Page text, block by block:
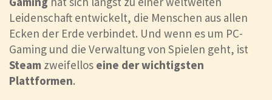
Leidenschaft entwickelt, die Menschen aus allen
Ecken der Erde verbindet. Und wenn es um PC-
Gaming und die Verwaltung von Spielen geht, ist
Steam zweifellos eine der wichtigsten
Plattformen.